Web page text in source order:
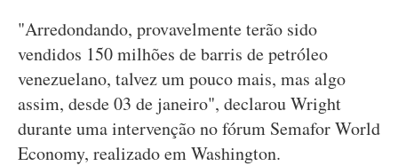
"Arredondando, provavelmente terão sido
vendidos 150 milhões de barris de petróleo
venezuelano, talvez um pouco mais, mas algo
assim, desde 03 de janeiro", declarou Wright
durante uma intervenção no fórum Semafor World
Economy, realizado em Washington.